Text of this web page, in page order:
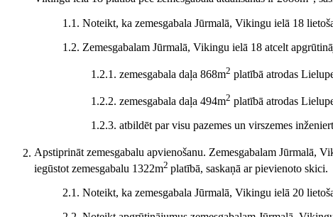
1.1. Noteikt, ka zemesgabala Jūrmalā, Vikingu ielā 18
1.2. Zemesgabalam Jūrmalā, Vikingu ielā 18 atcelt
1.2.1. zemesgabala daļa 868m2 platībā atrodas
1.2.2. zemesgabala daļa 494m2 platībā atrodas
1.2.3. atbildēt par visu pazemes un virszemes
Apstiprināt zemesgabalu apvienošanu. Zemesgabalam Jūrmalā,
iegūstot zemesgabalu 1322m2 platībā, saskaņā ar pievienoto skici.
2.1. Noteikt, ka zemesgabala Jūrmalā, Vikingu ielā 20